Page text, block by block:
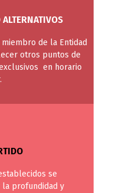
de la Entidad
otros puntos de
en horario
se
profundidad y